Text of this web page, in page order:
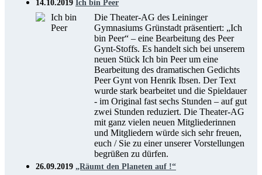
14.10.2019 Ich bin Peer
Die Theater-AG des Leininger
Gymnasiums Grünstadt präsentiert: „Ich
bin Peer“ – eine Bearbeitung des Peer
Gynt-Stoffs. Es handelt sich bei unserem
neuen Stück Ich bin Peer um eine
Bearbeitung des dramatischen Gedichts
Peer Gynt von Henrik Ibsen. Der Text
wurde stark bearbeitet und die Spieldauer
- im Original fast sechs Stunden – auf gut
zwei Stunden reduziert. Die Theater-AG
mit ganz vielen neuen Mitgliederinnen
und Mitgliedern würde sich sehr freuen,
euch / Sie zu einer unserer Vorstellungen
begrüßen zu dürfen.
26.09.2019 „Räumt den Planeten auf !“